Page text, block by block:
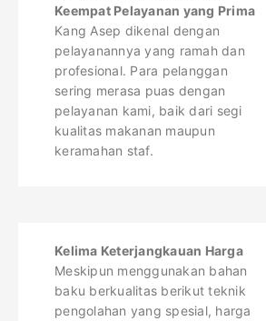
Keempat Pelayanan yang Prima
Kang Asep dikenal dengan
pelayanannya yang ramah dan
profesional. Para pelanggan
sering merasa puas dengan
pelayanan kami, baik dari segi
kualitas makanan maupun
keramahan staf.
Kelima Keterjangkauan Harga
Meskipun menggunakan bahan
baku berkualitas berikut teknik
pengolahan yang spesial, harga